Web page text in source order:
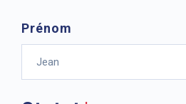
Prénom